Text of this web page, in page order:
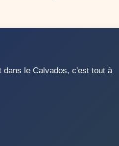
dans le Calvados, c'est tout à